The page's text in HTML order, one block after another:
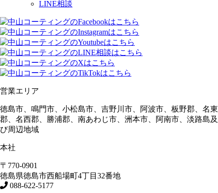
LINE相談
営業エリア
徳島市、鳴門市、小松島市、吉野川市、阿波市、板野郡、名東
郡、名西郡、勝浦郡、南あわじ市、洲本市、阿南市、淡路島及
び周辺地域
本社
〒770-0901
徳島県徳島市西船場町4丁目32番地
088-622-5177